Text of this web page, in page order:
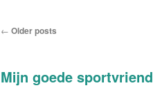
Post navigation
← Older posts
Mijn goede sportvriend